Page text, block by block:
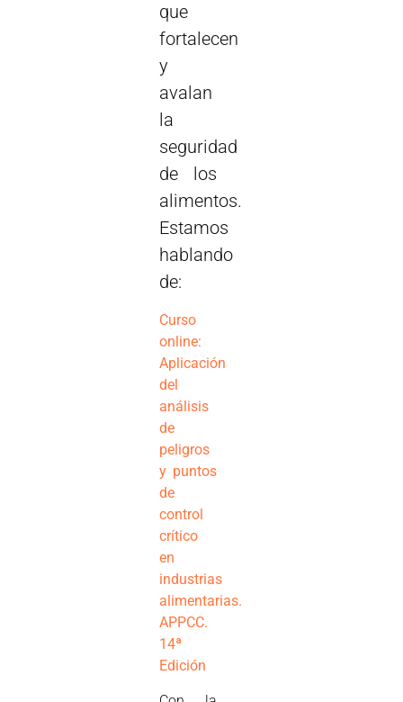
que
fortalecen
y
avalan
la
seguridad
de los
alimentos.
Estamos
hablando
de:
Curso
online:
Aplicación
del
análisis
de
peligros
y puntos
de
control
crítico
en
industrias
alimentarias.
APPCC.
14ª
Edición